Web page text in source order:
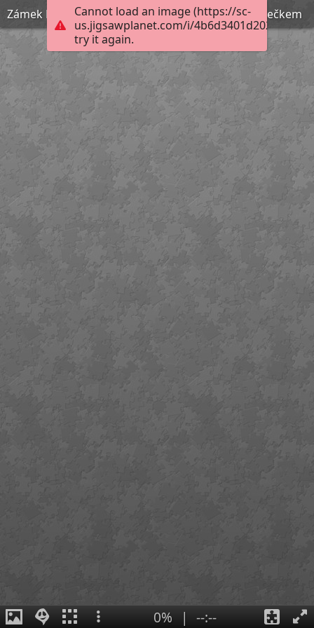
Cannot load an image (https://sc-
us.jigsawplanet.com/i/
try it again.
Zámek Pardubice s rozsvíceným vánočním stromečkem
0% | --:--